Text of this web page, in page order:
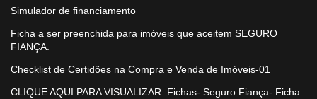
Simulador de financiamento
Ficha a ser preenchida para imóveis que aceitem SEGURO
FIANÇA.
Checklist de Certidões na Compra e Venda de Imóveis-01
CLIQUE AQUI PARA VISUALIZAR: Fichas- Seguro Fiança- Ficha